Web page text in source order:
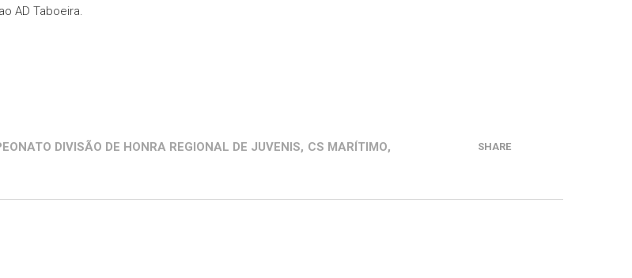
AD Taboeira.
DIVISÃO DE HONRA REGIONAL DE JUVENIS, CS MARÍTIMO,
SHARE